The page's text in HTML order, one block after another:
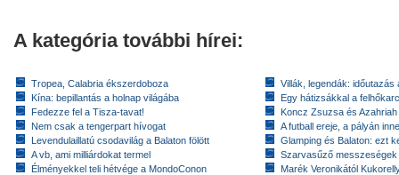
A kategória további hírei:
Tropea, Calabria ékszerdoboza
Kína: bepillantás a holnap világába
Fedezze fel a Tisza-tavat!
Nem csak a tengerpart hívogat
Levendulaillatú csodavilág a Balaton fölött
A vb, ami milliárdokat termel
Élményekkel teli hétvége a MondoConon
Villák, legendák: időutazás
Egy hátizsákkal a
Koncz Zsuzsa és
A futball ereje, a pályán
Glamping és Balaton: ezt
Szarvasűző messzeségek
Marék Veronikától